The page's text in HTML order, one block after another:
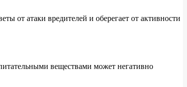
от атаки вредителей и оберегает от активности
веществами может негативно